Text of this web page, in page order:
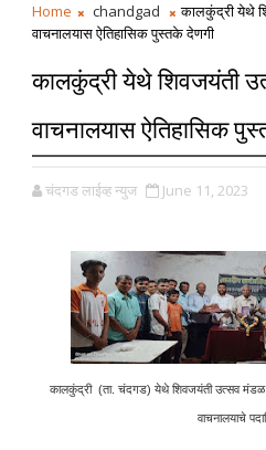
Home chandgad
कालकुंद्री येथे
वाचनालयास ऐतिहासिक पुस्तके देणगी
कालकुंद्री येथे शिवजयंती
वाचनालयास ऐतिहासिक
चंदगड लाईव्ह न्युज June 11, 2023
कालकुंद्री (ता. चंदगड) येथे शिवजयंती उत्सव मंडळ
वाचनालयाचे